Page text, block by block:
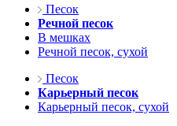
Песок
Речной песок
В мешках
Речной песок, сухой
Песок
Карьерный песок
Карьерный песок, сухой